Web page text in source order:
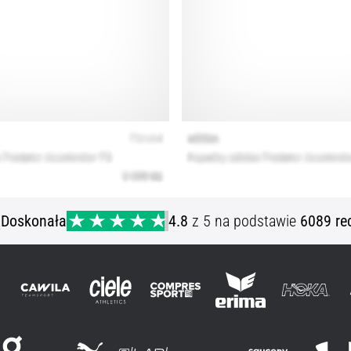
Doskonała 4.8 z 5 na podstawie 6089